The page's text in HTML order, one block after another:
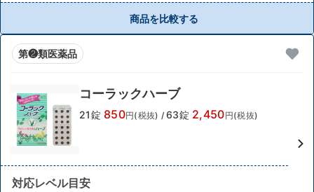
商品を比較する
第❷類医薬品
コーラックハーブ
21錠 850円(税抜) / 63錠 2,450円(税抜)
対応レベル目安